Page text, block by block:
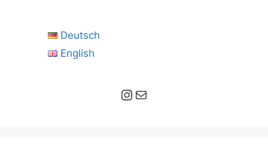
Deutsch
English
Instagram E-Mail